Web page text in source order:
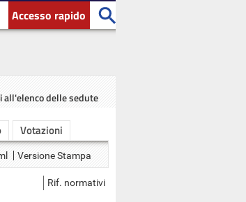
Accesso rapido
all'elenco delle sedute
Votazioni
Versione Stampa
Rif. normativi